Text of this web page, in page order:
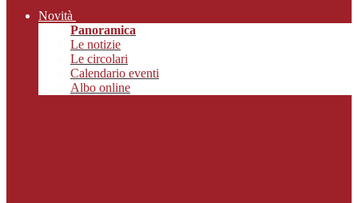
Novità
Panoramica
Le notizie
Le circolari
Calendario eventi
Albo online